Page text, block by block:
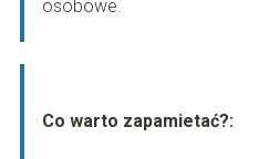
osobowe.
Co warto zapamietać?: